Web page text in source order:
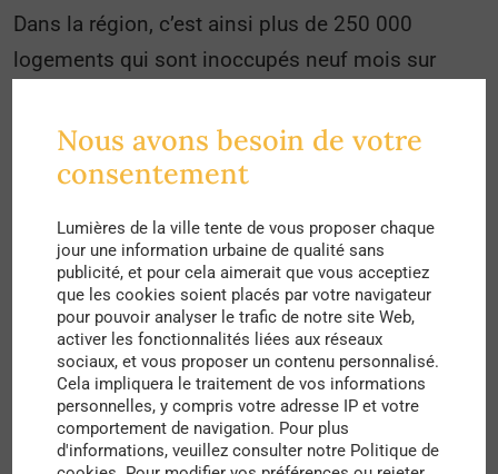
Dans la région, c’est ainsi plus de 250 000
logements qui sont inoccupés neuf mois sur
Morbihan, c’est entre 50 et 70% des logements
qui ne sont habités qu’à temps partiel,
résidents secondaires sont retraités), originaires
de la région parisienne et plus riches que la
moyenne des français.
Un tel phénomène immobilier n’est pas sans
conséquence. Les prix de l’immobilier, déjà
élevés sur le littoral, croissent de manière
Nous avons besoin de votre
consentement
Lumières de la ville tente de vous proposer chaque
jour une information urbaine de qualité sans
publicité, et pour cela aimerait que vous acceptiez
que les cookies soient placés par votre navigateur
pour pouvoir analyser le trafic de notre site Web,
activer les fonctionnalités liées aux réseaux
sociaux, et vous proposer un contenu personnalisé.
Cela impliquera le traitement de vos informations
personnelles, y compris votre adresse IP et votre
comportement de navigation. Pour plus
d'informations, veuillez consulter notre Politique de